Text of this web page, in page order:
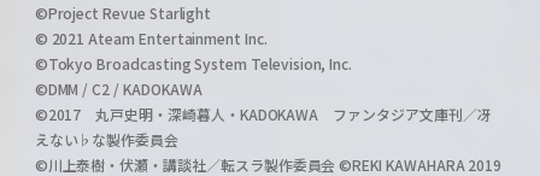
©Project Revue Starlight
© 2021 Ateam Entertainment Inc.
©Tokyo Broadcasting System Television, Inc.
©DMM / C2 / KADOKAWA
©2017 丸戸史明・深崎暮人・KADOKAWA ファンタジア文庫刊／冴
えない♭な製作委員会
©川上泰樹・伏瀬・講談社／転スラ製作委員会 ©REKI KAWAHARA 2019